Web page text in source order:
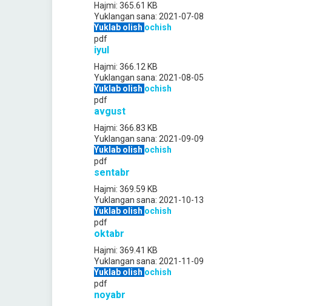
Hajmi: 365.61 KB
Yuklangan sana: 2021-07-08
Yuklab olish ochish
pdf
iyul
Hajmi: 366.12 KB
Yuklangan sana: 2021-08-05
Yuklab olish ochish
pdf
avgust
Hajmi: 366.83 KB
Yuklangan sana: 2021-09-09
Yuklab olish ochish
pdf
sentabr
Hajmi: 369.59 KB
Yuklangan sana: 2021-10-13
Yuklab olish ochish
pdf
oktabr
Hajmi: 369.41 KB
Yuklangan sana: 2021-11-09
Yuklab olish ochish
pdf
noyabr